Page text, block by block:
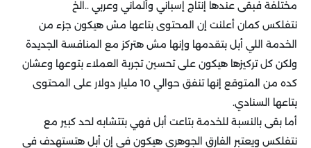
مختلفة فبقى عندها إنتاج إسباني وألماني وعربي ..الخ
نتفلكس كمان أعلنت إن المحتوى بتاعها مش هيكون جزء من
الخدمة اللي أبل بتقدمها وإنها مش هتركز مع المنافسة الجديدة
ولكن كل تركيزها هيكون على تحسين تجربة العملاء بتوعها وعشان
كده من المتوقع إنها تنفق حوالي 10 مليار دولار على المحتوى
بتاعها السنادي.
أما بقى بالنسبة للخدمة بتاعت أبل فهي بتتشابه لحد كبير مع
نتفلكس ويعتبر الفارق الجوهري هيكون في إن أبل هتستهدف في